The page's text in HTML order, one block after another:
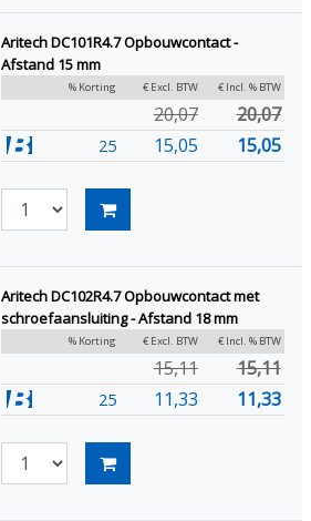
Aritech DC101R4.7 Opbouwcontact -
Afstand 15 mm
% Korting € Excl. BTW € Incl. % BTW
20,07 20,07
25 15,05 15,05
Aritech DC102R4.7 Opbouwcontact met
schroefaansluiting - Afstand 18 mm
% Korting € Excl. BTW € Incl. % BTW
15,11 15,11
25 11,33 11,33